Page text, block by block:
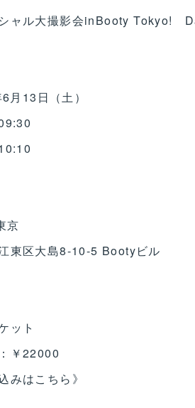
シャル大撮影会inBooty Tokyo!
月13日（土）
京
東区大島8-10-5 Bootyビル
ット
￥22000
みはこちら》